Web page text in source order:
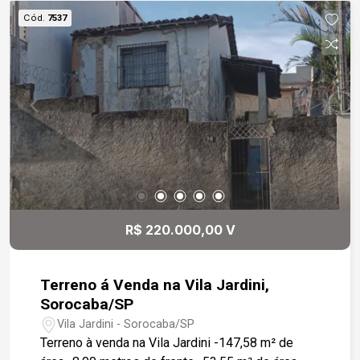
Cód. 7537
R$ 220.000,00 V
Terreno á Venda na Vila Jardini,
Sorocaba/SP
Vila Jardini - Sorocaba/SP
Terreno à venda na Vila Jardini -147,58 m² de